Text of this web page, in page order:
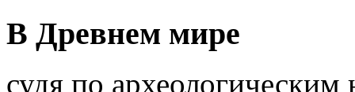
В Древнем мире
судя по